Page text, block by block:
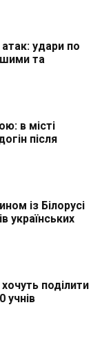
удари по
та
в місті
після
із Білорусі
українських
поділити
учнів